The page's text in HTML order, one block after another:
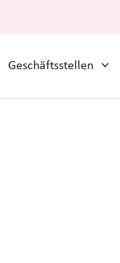
Geschäftsstellen